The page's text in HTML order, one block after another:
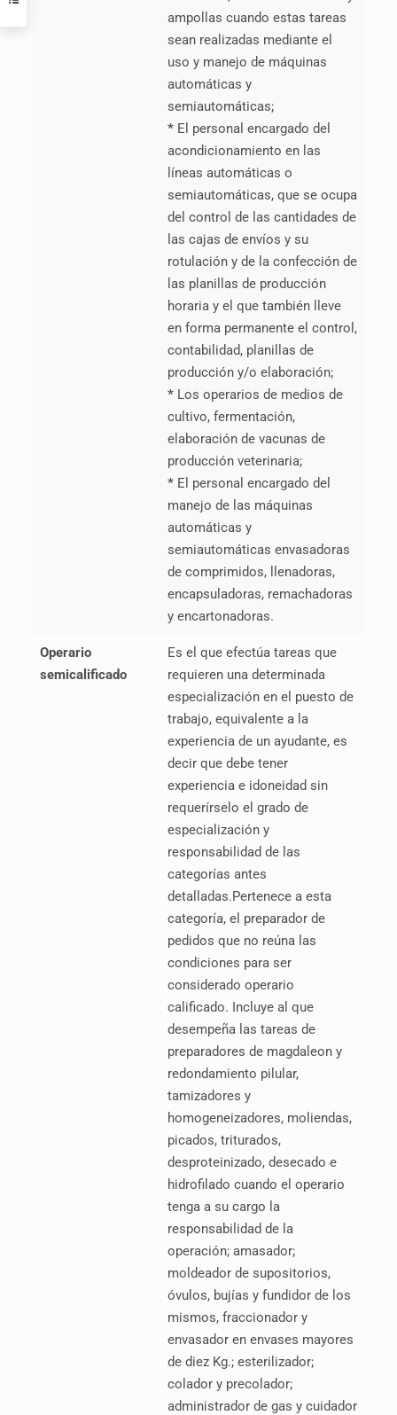
ampollas cuando estas tareas
sean realizadas mediante el
uso y manejo de máquinas
automáticas y
semiautomáticas;
*El personal encargado del
acondicionamiento en las
líneas automáticas o
semiautomáticas, que se ocupa
del control de las cantidades de
las cajas de envíos y su
rotulación y de la confección de
las planillas de producción
horaria y el que también lleve
en forma permanente el control,
contabilidad, planillas de
producción y/o elaboración;
*Los operarios de medios de
cultivo, fermentación,
elaboración de vacunas de
producción veterinaria;
*El personal encargado del
manejo de las máquinas
automáticas y
semiautomáticas envasadoras
de comprimidos, llenadoras,
encapsuladoras, remachadoras
y encartonadoras.
Operario
semicalificado
Es el que efectúa tareas que
requieren una determinada
especialización en el puesto de
trabajo, equivalente a la
experiencia de un ayudante, es
decir que debe tener
experiencia e idoneidad sin
requerírselo el grado de
especialización y
responsabilidad de las
categorías antes
detalladas.Pertenece a esta
categoría, el preparador de
pedidos que no reúna las
condiciones para ser
considerado operario
calificado. Incluye al que
desempeña las tareas de
preparadores de magdaleon y
redondamiento pilular,
tamizadores y
homogeneizadores, moliendas,
picados, triturados,
desproteinizado, desecado e
hidrofilado cuando el operario
tenga a su cargo la
responsabilidad de la
operación; amasador;
moldeador de supositorios,
óvulos, bujías y fundidor de los
mismos, fraccionador y
envasador en envases mayores
de diez Kg.; esterilizador;
colador y precolador;
administrador de gas y cuidador